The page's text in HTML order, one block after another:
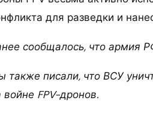
для разведки и
сообщалось, что армия
также писали, что ВСУ
войне FPV-дронов.